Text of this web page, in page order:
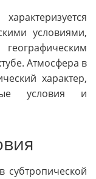
условиями,
Атмосфера в
характер,
условия и
субтропической